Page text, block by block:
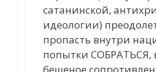
сатанинской,
идеологии)
пропасть внутри
попытки СОБРАТЬСЯ,